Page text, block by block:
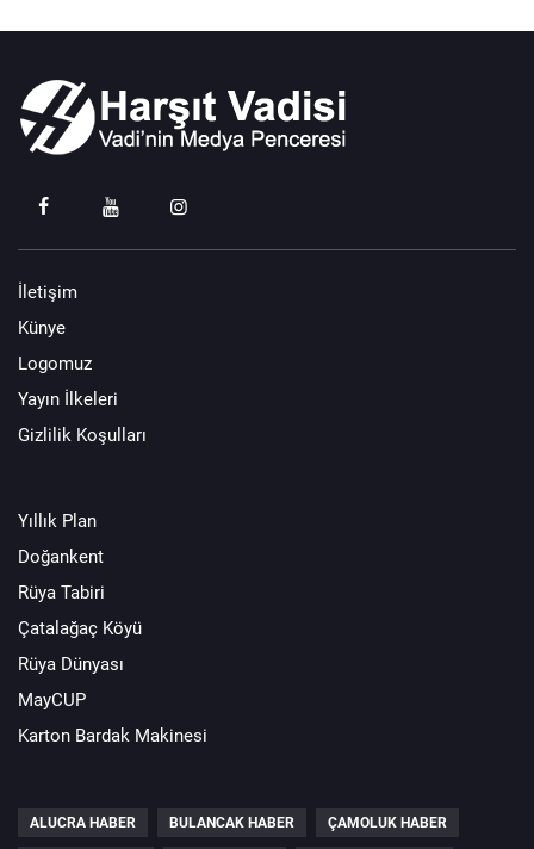
İletişim
Künye
Logomuz
Yayın İlkeleri
Gizlilik Koşulları
Yıllık Plan
Doğankent
Rüya Tabiri
Çatalağaç Köyü
Rüya Dünyası
MayCUP
Karton Bardak Makinesi
ALUCRA HABER BULANCAK HABER ÇAMOLUK HABER